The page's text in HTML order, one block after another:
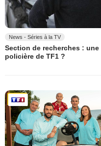
News - Séries à la TV
Section de recherches :
policière de TF1 ?